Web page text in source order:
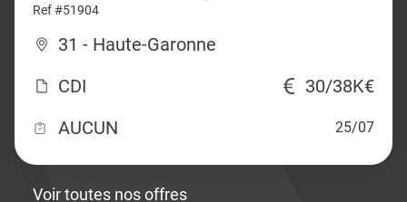
Ref #51904
31 - Haute-Garonne
CDI
30/38K€
AUCUN
25/07
Voir toutes nos offres